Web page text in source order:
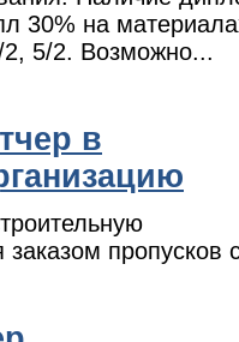
30% на
2, 5/2. Возможно...
в
заказом пропусков